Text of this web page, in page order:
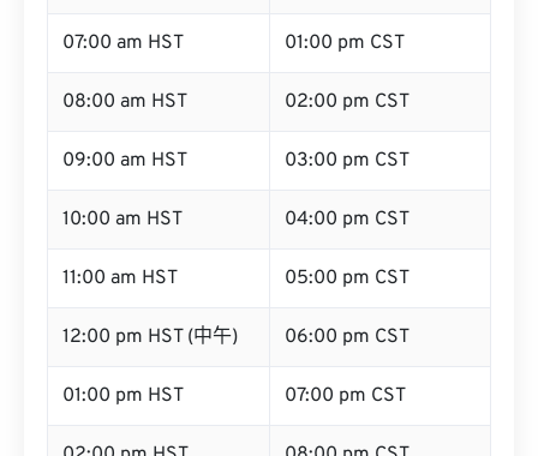
07:00 am HST 01:00 pm CST
08:00 am HST 02:00 pm CST
09:00 am HST 03:00 pm CST
10:00 am HST 04:00 pm CST
11:00 am HST 05:00 pm CST
12:00 pm HST (中午) 06:00 pm CST
01:00 pm HST 07:00 pm CST